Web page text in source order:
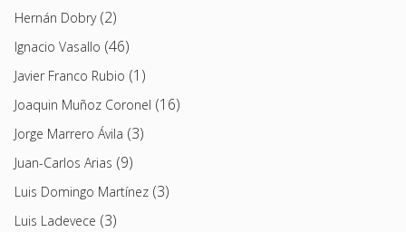
Hernán Dobry(2)
Ignacio Vasallo (46)
Javier Franco Rubio (1)
Joaquin Muñoz Coronel (16)
Jorge Marrero Ávila (3)
Juan-Carlos Arias (9)
Luis Domingo Martínez (3)
Luis Ladevece (3)